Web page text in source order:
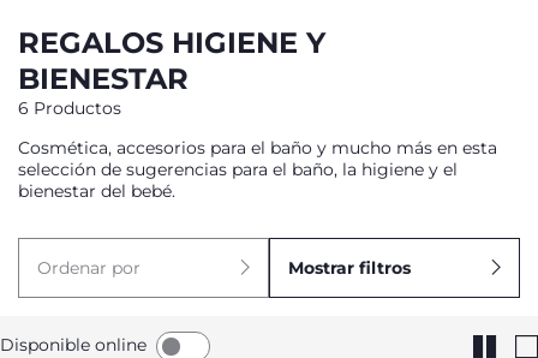
REGALOS HIGIENE Y
BIENESTAR
6 Productos
Cosmética, accesorios para el baño y mucho más en esta
selección de sugerencias para el baño, la higiene y el
bienestar del bebé.
Ordenar por Mostrar filtros
Disponible online